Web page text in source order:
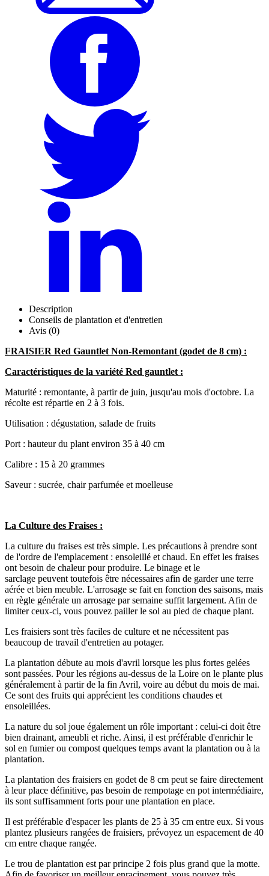
Description
Conseils de plantation et d'entretien
Avis (0)
FRAISIER Red Gauntlet Non-Remontant (godet de 8 cm) :
Caractéristiques de la variété Red gauntlet :
Maturité : remontante, à partir de juin, jusqu'au mois d'octobre. La
récolte est répartie en 2 à 3 fois.
Utilisation : dégustation, salade de fruits
Port : hauteur du plant environ 35 à 40 cm
Calibre : 15 à 20 grammes
Saveur : sucrée, chair parfumée et moelleuse
La Culture des Fraises :
La culture du fraises est très simple. Les précautions à prendre sont
de l'ordre de l'emplacement : ensoleillé et chaud. En effet les fraises
ont besoin de chaleur pour produire. Le binage et le
sarclage peuvent toutefois être nécessaires afin de garder une terre
aérée et bien meuble. L'arrosage se fait en fonction des saisons, mais
en règle générale un arrosage par semaine suffit largement. Afin de
limiter ceux-ci, vous pouvez pailler le sol au pied de chaque plant.
Les fraisiers sont très faciles de culture et ne nécessitent pas
beaucoup de travail d'entretien au potager.
La plantation débute au mois d'avril lorsque les plus fortes gelées
sont passées. Pour les régions au-dessus de la Loire on le plante plus
généralement à partir de la fin Avril, voire au début du mois de mai.
Ce sont des fruits qui apprécient les conditions chaudes et
ensoleillées.
La nature du sol joue également un rôle important : celui-ci doit être
bien drainant, ameubli et riche. Ainsi, il est préférable d'enrichir le
sol en fumier ou compost quelques temps avant la plantation ou à la
plantation.
La plantation des fraisiers en godet de 8 cm peut se faire directement
à leur place définitive, pas besoin de rempotage en pot intermédiaire,
ils sont suffisamment forts pour une plantation en place.
Il est préférable d'espacer les plants de 25 à 35 cm entre eux. Si vous
plantez plusieurs rangées de fraisiers, prévoyez un espacement de 40
cm entre chaque rangée.
Le trou de plantation est par principe 2 fois plus grand que la motte.